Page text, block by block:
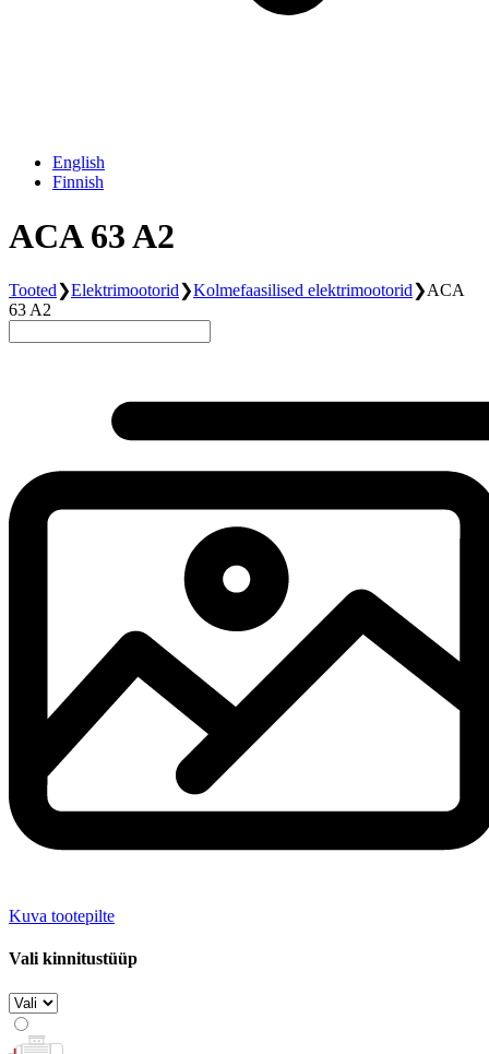
English
Finnish
ACA 63 A2
Tooted❯Elektrimootorid❯Kolmefaasilised elektrimootorid❯ACA
63 A2
Kuva tootepilte
Vali kinnitustüüp